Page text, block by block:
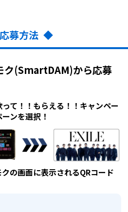
募方法 ◆
ク(SmartDAM)から応募
て！！もらえる！！キャンペー
ンを選択！
の画面に表示されるQRコード